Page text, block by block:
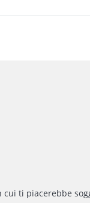
cui ti piacerebbe